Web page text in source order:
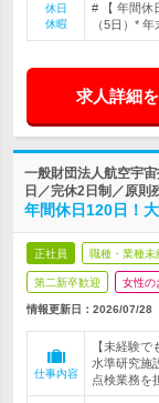
休日
休暇
# 【 年間休
（5日）*
求人詳細
一般財団法人航空宇
日／完休2日制／原則
年間休日120日！
正社員 職種・業種未
第二新卒歓迎 女性の
情報更新日：2026/07/28
仕事内容
【未経験
水準研究施
点検業務を